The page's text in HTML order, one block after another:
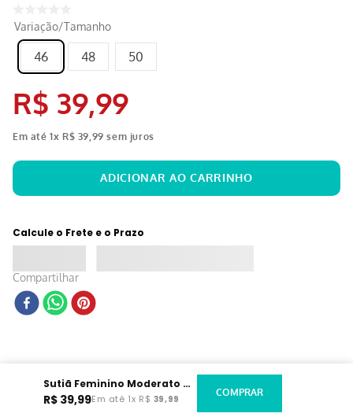
Variação/Tamanho
46 48 50
R$ 39,99
Em até1x R$ 39 99 sem juros
Calcule o Frete e o Prazo
Compartilhar
Sutiã Feminino Moderato Bege
R$ 39,99Em até 1x R$ 39,99